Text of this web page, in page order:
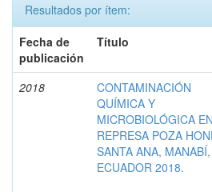
Resultados por ítem:
Fecha de
publicación
Título
2018
CONTAMINACIÓN
QUÍMICA Y
MICROBIOLÓGICA
REPRESA POZA
SANTA ANA, MANABÍ,
ECUADOR 2018.